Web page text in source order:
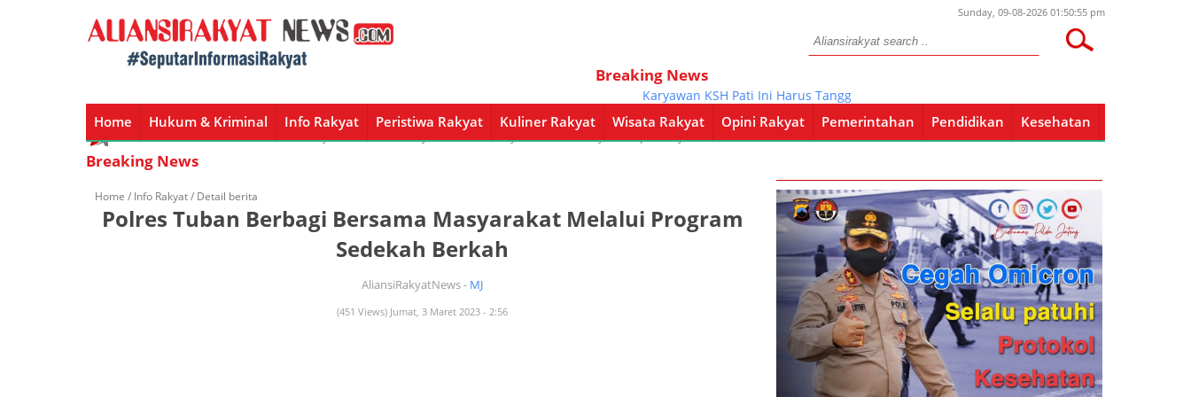
Sunday, 09-08-2026 01:50:55 pm
Breaking News
Karyawan KSH Pati Ini Harus Tanggung Jawab Uang 30 Juta Yang Raib Dicuri
Home Hukum & Kriminal Info Rakyat Peristiwa Rakyat Kuliner Rakyat Wisata Rakyat Opini Rakyat Pemerintahan Pendidikan Kesehatan
Home Hukum & Kriminal Info Rakyat Peristiwa Rakyat Kuliner Rakyat Wisata Rakyat Opini Rakyat Pemerintahan Pendidikan Kesehatan
Breaking News
Home / Info Rakyat/ Detail berita
Polres Tuban Berbagi Bersama Masyarakat Melalui Program
Sedekah Berkah
AliansiRakyatNews - MJ
(451 Views) Jumat, 3 Maret 2023 - 2:56